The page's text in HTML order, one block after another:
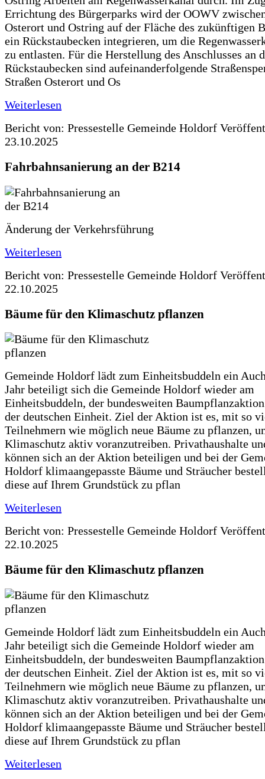
Errichtung des Bürgerparks wird der OOWV
Osterort und Ostring auf der Fläche des zukünftigen
ein Rückstaubecken integrieren, um die
zu entlasten. Für die Herstellung des Anschlusses an
Rückstaubecken sind aufeinanderfolgende
Straßen Osterort und Os
Weiterlesen
Bericht von: Pressestelle Gemeinde Holdorf
23.10.2025
Fahrbahnsanierung an der B214
Änderung der Verkehrsführung
Weiterlesen
Bericht von: Pressestelle Gemeinde Holdorf
22.10.2025
Bäume für den Klimaschutz pflanzen
Gemeinde Holdorf lädt zum Einheitsbuddeln ein
Jahr beteiligt sich die Gemeinde Holdorf wieder am
Einheitsbuddeln, der bundesweiten
der deutschen Einheit. Ziel der Aktion ist es, mit so
Teilnehmern wie möglich neue Bäume zu pflanzen,
Klimaschutz aktiv voranzutreiben. Privathaushalte
können sich an der Aktion beteiligen und bei der
Holdorf klimaangepasste Bäume und Sträucher
diese auf Ihrem Grundstück zu pflan
Weiterlesen
Bericht von: Pressestelle Gemeinde Holdorf
22.10.2025
Bäume für den Klimaschutz pflanzen
Gemeinde Holdorf lädt zum Einheitsbuddeln ein
Jahr beteiligt sich die Gemeinde Holdorf wieder am
Einheitsbuddeln, der bundesweiten
der deutschen Einheit. Ziel der Aktion ist es, mit so
Teilnehmern wie möglich neue Bäume zu pflanzen,
Klimaschutz aktiv voranzutreiben. Privathaushalte
können sich an der Aktion beteiligen und bei der
Holdorf klimaangepasste Bäume und Sträucher
diese auf Ihrem Grundstück zu pflan
Weiterlesen